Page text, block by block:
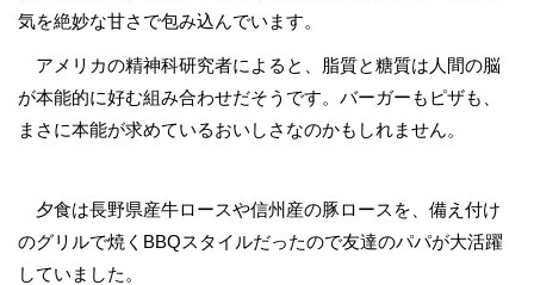
気を絶妙な甘さで包み込んでいます。
アメリカの精神科研究者によると、脂質と糖質は人間の脳
が本能的に好む組み合わせだそうです。バーガーもピザも、
まさに本能が求めているおいしさなのかもしれません。
夕食は長野県産牛ロースや信州産の豚ロースを、備え付け
のグリルで焼くBBQスタイルだったので友達のパパが大活躍
していました。